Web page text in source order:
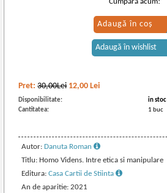
Pret:30,00Lei 12,00 Lei
Disponibilitate:
in stoc
Cantitatea:
1 buc
Autor:Danuta Roman
Titlu: Homo Videns. Intre etica si manipulare
Editura:Casa Cartii de Stiinta
An de aparitie: 2021
Adaugă în coș
Adaugă în wishlist